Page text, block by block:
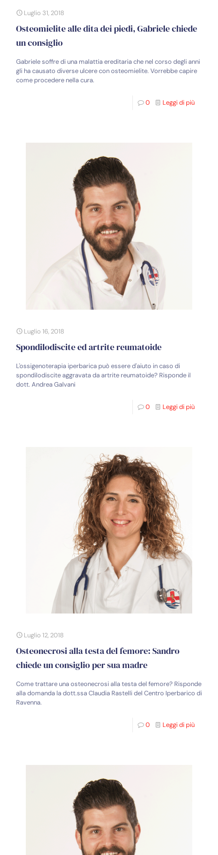
Luglio 31, 2018
Osteomielite alle dita dei piedi, Gabriele chiede
un consiglio
Gabriele soffre di una malattia ereditaria che nel corso degli anni
gli ha causato diverse ulcere con osteomielite. Vorrebbe capire
come procedere nella cura.
0 Leggi di più
Luglio 16, 2018
Spondilodiscite ed artrite reumatoide
L'ossigenoterapia iperbarica può essere d'aiuto in caso di
spondilodiscite aggravata da artrite reumatoide? Risponde il
dott. Andrea Galvani
0 Leggi di più
Luglio 12, 2018
Osteonecrosi alla testa del femore: Sandro
chiede un consiglio per sua madre
Come trattare una osteonecrosi alla testa del femore? Risponde
alla domanda la dott.ssa Claudia Rastelli del Centro Iperbarico di
Ravenna.
0 Leggi di più